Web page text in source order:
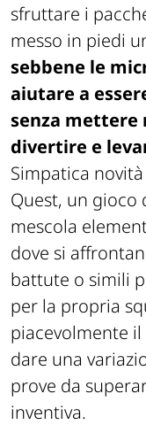
sfruttare i
messo in piedi
sebbene le
aiutare a
senza mettere
divertire e
Simpatica
Quest, un gioco
mescola
dove si
battute o simili
per la propria
piacevolmente
dare una
prove da
inventiva.